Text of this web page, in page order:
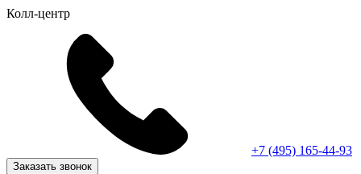
Колл-центр
+7 (495) 165-44-93
Заказать звонок